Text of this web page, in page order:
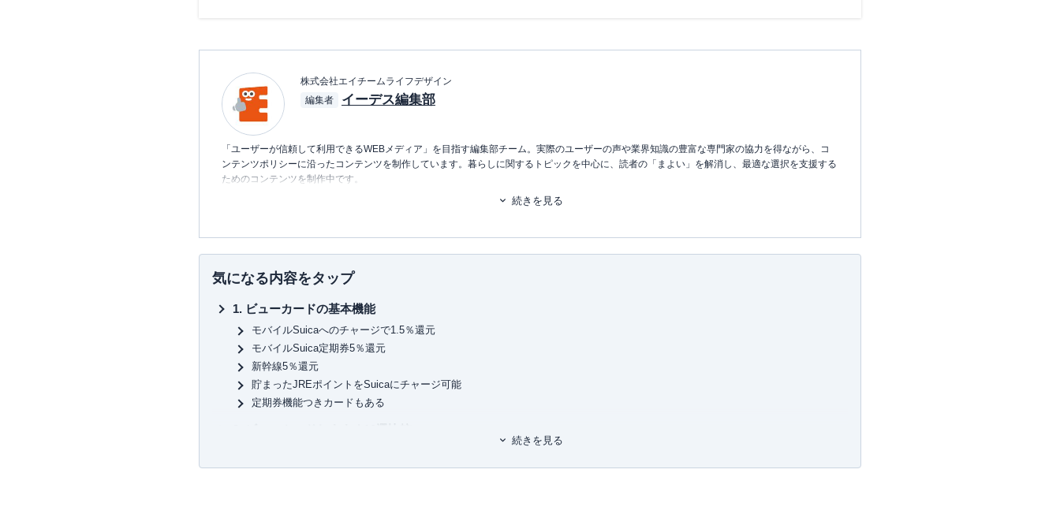
株式会社エイチームライフデザイン
編集者
イーデス編集部
「ユーザーが信頼して利用できるWEBメディア」を目指す編集部チーム。実際のユーザーの声や業界知識の豊富な専門家の協力を得ながら、コ
ンテンツポリシーに沿ったコンテンツを制作しています。暮らしに関するトピックを中心に、読者の「まよい」を解消し、最適な選択を支援する
ためのコンテンツを制作中です。
■保有資格
KTAA団体シルバー認証マーク
（2023.12.20～）
有料職業紹介事業
（厚生労働大臣許可・
続きを見る
気になる内容をタップ
ビューカードの基本機能
モバイルSuicaへのチャージで1.5％還元
モバイルSuica定期券5％還元
新幹線5％還元
貯まったJREポイントをSuicaにチャージ可能
定期券機能つきカードもある
ビューカード ゴールド
続きを見る